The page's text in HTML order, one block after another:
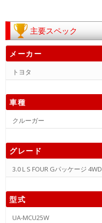
主要スペック
メーカー
トヨタ
車種
クルーガー
グレード
3.0 L S FOUR Gパッケージ 4WD
型式
UA-MCU25W